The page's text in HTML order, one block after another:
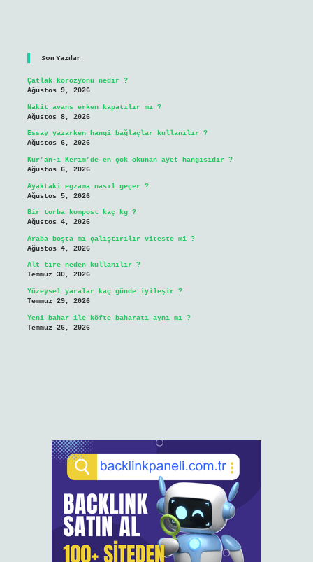
Son Yazılar
Çatlak korozyonu nedir ?
Ağustos 9, 2026
Nakit avans erken kapatılır mı ?
Ağustos 8, 2026
Essay yazarken hangi bağlaçlar kullanılır ?
Ağustos 6, 2026
Kur’an-ı Kerim’de en çok okunan ayet hangisidir ?
Ağustos 6, 2026
Ayaktaki egzama nasıl geçer ?
Ağustos 5, 2026
Bir torba kompost kaç kg ?
Ağustos 4, 2026
Araba boşta mı çalıştırılır viteste mi ?
Ağustos 4, 2026
Alt tire neden kullanılır ?
Temmuz 30, 2026
Yüzeysel yaralar kaç günde iyileşir ?
Temmuz 29, 2026
Yeni bahar ile köfte baharatı aynı mı ?
Temmuz 26, 2026